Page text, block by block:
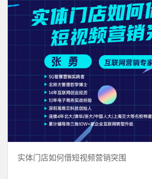
实体门店如何借短视频营销突围